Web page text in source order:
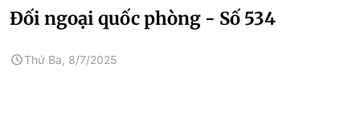
Đối ngoại quốc phòng - Số 534
Thứ Ba, 8/7/2025